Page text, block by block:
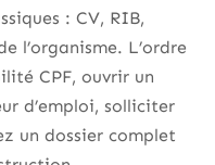
: CV, RIB,
l’organisme. L’ordre
CPF, ouvrir un
d’emploi, solliciter
un dossier complet